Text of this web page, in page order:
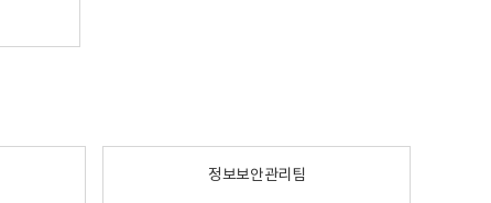
정보보안관리팀